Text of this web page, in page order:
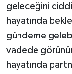
geleceğini
hayatında
gündeme
vadede
hayatında